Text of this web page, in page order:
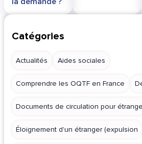
Catégories
Actualités Aides sociales
Comprendre les OQTF en France
Documents de circulation pour
Éloignement d'un étranger (expulsion